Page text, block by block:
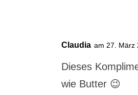
Claudia am 27. März
Dieses
wie Butter 😉